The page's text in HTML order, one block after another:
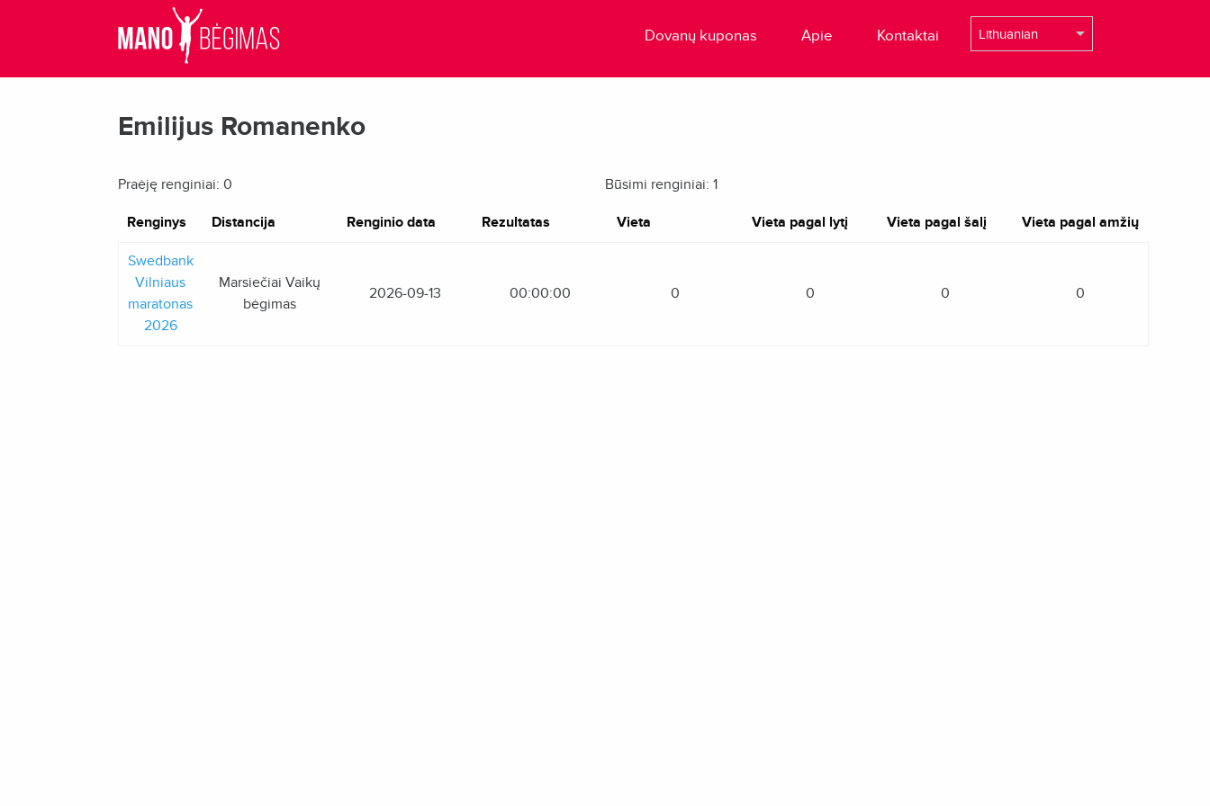
Dovanų kuponas Apie Kontaktai
Emilijus Romanenko
Praėję renginiai: 0 Būsimi renginiai: 1
Renginys Distancija Renginio data Rezultatas Vieta Vieta pagal lytį Vieta pagal šalį Vieta pagal amžių
Swedbank
Vilniaus
maratonas
2026
Marsiečiai Vaikų
bėgimas
2026-09-13 00:00:00 0 0 0 0